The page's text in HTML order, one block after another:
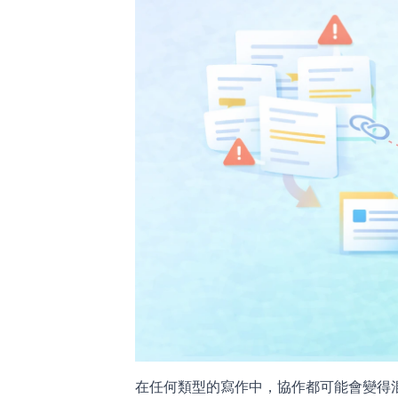
在任何類型的寫作中，協作都可能會變得